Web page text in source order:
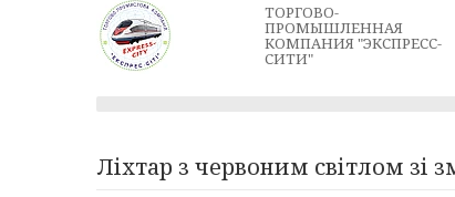
ТОРГОВО-
ПРОМЫШЛЕННАЯ
КОМПАНИЯ "ЭКСПРЕСС-
СИТИ"
Ліхтар з червоним світлом зі